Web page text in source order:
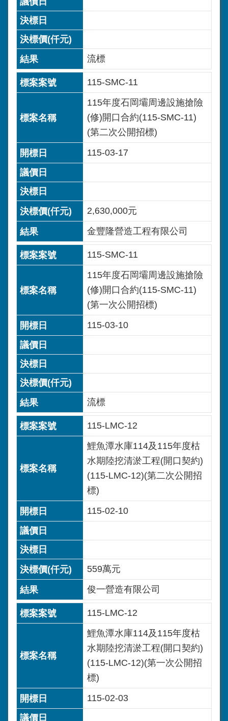
流標
115-SMC-11
115年度石岡壩周邊設施搶險
(修)開口合約(115-SMC-11)
(第二次公開招標)
115-03-17
2,630,000元
金豐隆營造工程有限公司
115-SMC-11
115年度石岡壩周邊設施搶險
(修)開口合約(115-SMC-11)
(第一次公開招標)
115-03-10
流標
115-LMC-12
鯉魚潭水庫114及115年度枯
水期陸挖清淤工程(開口契約)
(115-LMC-12)(第二次公開招
標)
115-02-10
559萬元
俊一營造有限公司
115-LMC-12
鯉魚潭水庫114及115年度枯
水期陸挖清淤工程(開口契約)
(115-LMC-12)(第一次公開招
標)
115-02-03